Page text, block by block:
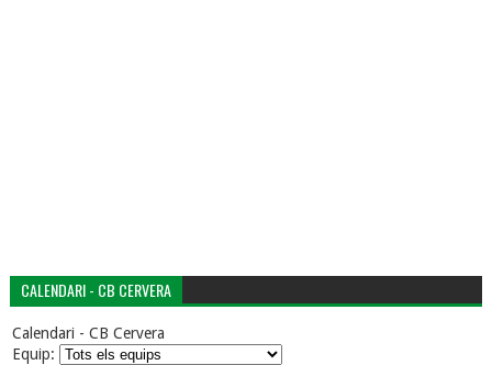
CALENDARI - CB CERVERA
Calendari - CB Cervera
Equip: